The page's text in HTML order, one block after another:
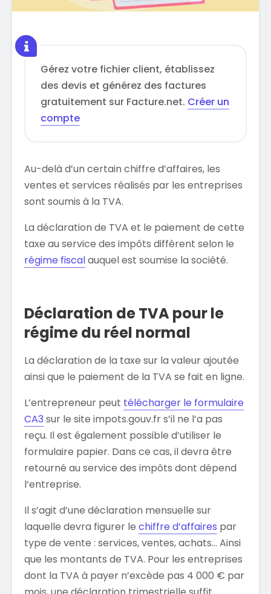
Gérez votre fichier client, établissez
des devis et générez des factures
gratuitement sur Facture.net. Créer un
compte
Au-delà d’un certain chiffre d’affaires, les
ventes et services réalisés par les entreprises
sont soumis à la TVA.
La déclaration de TVA et le paiement de cette
taxe au service des impôts diffèrent selon le
régime fiscalauquel est soumise la société.
Déclaration de TVA pour le
régime du réel normal
La déclaration de la taxe sur la valeur ajoutée
ainsi que le paiement de la TVA se fait en ligne.
L’entrepreneur peut télécharger le formulaire
CA3 sur le site impots.gouv.fr s’il ne l’a pas
reçu. Il est également possible d’utiliser le
formulaire papier. Dans ce cas, il devra être
retourné au service des impôts dont dépend
l’entreprise.
Il s’agit d’une déclaration mensuelle sur
laquelle devra figurer le chiffre d’affaires par
type de vente : services, ventes, achats… Ainsi
que les montants de TVA. Pour les entreprises
dont la TVA à payer n’excède pas 4 000 € par